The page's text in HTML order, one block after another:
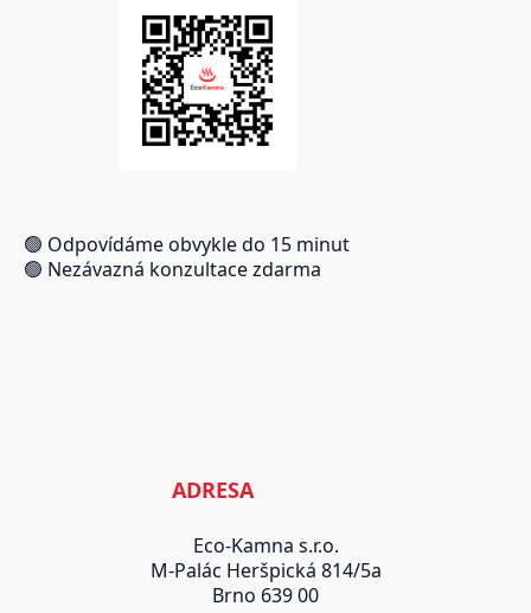
🟢 Odpovídáme obvykle do 15 minut
🟢 Nezávazná konzultace zdarma
ADRESA
Eco-Kamna s.r.o.
M-Palác Heršpická 814/5a
Brno 639 00